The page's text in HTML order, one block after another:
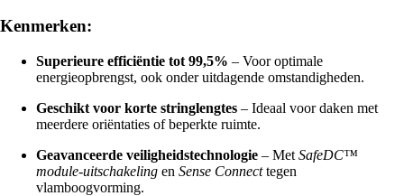
Kenmerken:
Superieure efficiëntie tot 99,5% – Voor optimale
energieopbrengst, ook onder uitdagende omstandigheden.
Geschikt voor korte stringlengtes – Ideaal voor daken met
meerdere oriëntaties of beperkte ruimte.
Geavanceerde veiligheidstechnologie – Met SafeDC™
module-uitschakeling en Sense Connecttegen
vlamboogvorming.